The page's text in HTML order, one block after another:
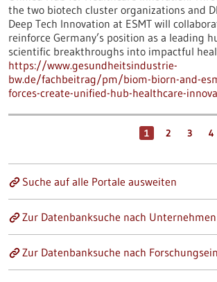
the two biotech cluster organizations and
Deep Tech Innovation at ESMT will
reinforce Germany’s position as a leading
scientific breakthroughs into impactful
https://www.gesundheitsindustrie-
bw.de/fachbeitrag/pm/biom-biorn-and-
forces-create-unified-hub-healthcare-
1 2 3 4
Suche auf alle Portale ausweiten
Zur Datenbanksuche nach Unternehmen
Zur Datenbanksuche nach